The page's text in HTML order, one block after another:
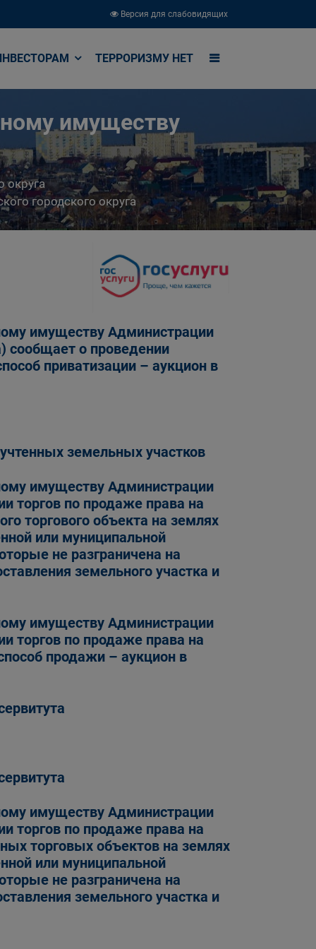
Версия для слабовидящих
ТЕРРОРИЗМУ НЕТ
имуществу
округа
городского округа
имуществу Администрации
сообщает о проведении
приватизации – аукцион в
земельных участков
имуществу Администрации
торгов по продаже права на
торгового объекта на землях
или муниципальной
не разграничена на
земельного участка и
имуществу Администрации
торгов по продаже права на
продажи – аукцион в
имуществу Администрации
торгов по продаже права на
торговых объектов на землях
или муниципальной
не разграничена на
земельного участка и